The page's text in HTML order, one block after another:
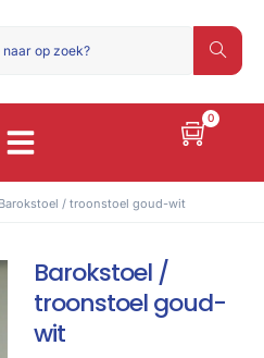
0
/ troonstoel goud-wit
Barokstoel /
troonstoel goud-
wit